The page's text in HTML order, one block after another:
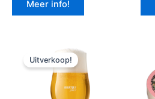
Meer info!
Uitverkoop!